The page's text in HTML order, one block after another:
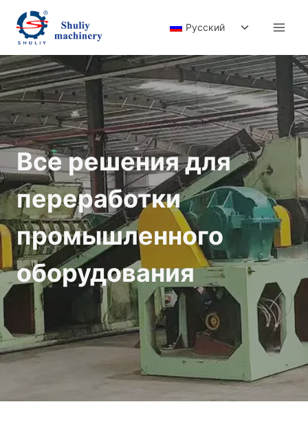
Перейти
содержимому
Русский
меню
Все решения для
переработки
промышленного
оборудования